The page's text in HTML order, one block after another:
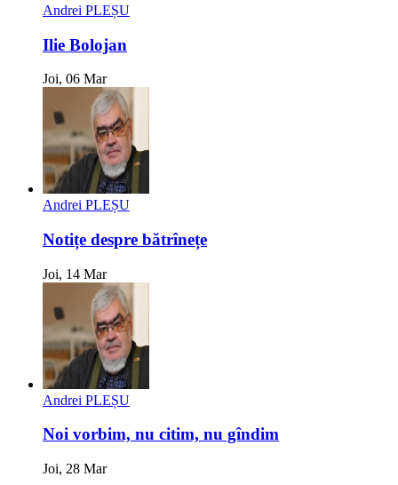
Andrei PLEȘU
Ilie Bolojan
Joi, 06 Mar
Andrei PLEȘU
Notițe despre bătrînețe
Joi, 14 Mar
Andrei PLEȘU
Noi vorbim, nu citim, nu gîndim
Joi, 28 Mar